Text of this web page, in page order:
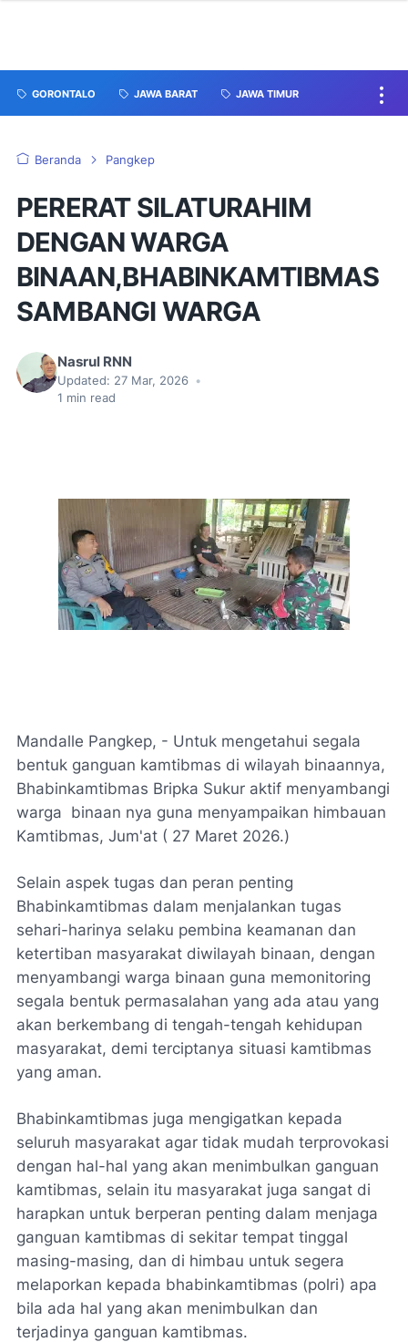
GORONTALO JAWA BARAT JAWA TIMUR
Beranda Pangkep
PERERAT SILATURAHIM
DENGAN WARGA
BINAAN,BHABINKAMTIBMAS
SAMBANGI WARGA
Nasrul RNN
Updated: 27 Mar, 2026 •
1 min read
Mandalle Pangkep, - Untuk mengetahui segala
bentuk ganguan kamtibmas di wilayah binaannya,
Bhabinkamtibmas Bripka Sukur aktif menyambangi
warga binaan nya guna menyampaikan himbauan
Kamtibmas, Jum'at ( 27 Maret 2026.)
Selain aspek tugas dan peran penting
Bhabinkamtibmas dalam menjalankan tugas
sehari-harinya selaku pembina keamanan dan
ketertiban masyarakat diwilayah binaan, dengan
menyambangi warga binaan guna memonitoring
segala bentuk permasalahan yang ada atau yang
akan berkembang di tengah-tengah kehidupan
masyarakat, demi terciptanya situasi kamtibmas
yang aman.
Bhabinkamtibmas juga mengigatkan kepada
seluruh masyarakat agar tidak mudah terprovokasi
dengan hal-hal yang akan menimbulkan ganguan
kamtibmas, selain itu masyarakat juga sangat di
harapkan untuk berperan penting dalam menjaga
ganguan kamtibmas di sekitar tempat tinggal
masing-masing, dan di himbau untuk segera
melaporkan kepada bhabinkamtibmas (polri) apa
bila ada hal yang akan menimbulkan dan
terjadinya ganguan kamtibmas.